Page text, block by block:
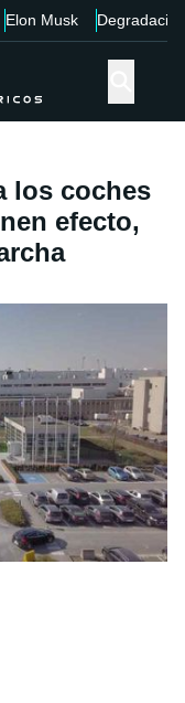
Elon Musk Degradación
los coches
efecto,